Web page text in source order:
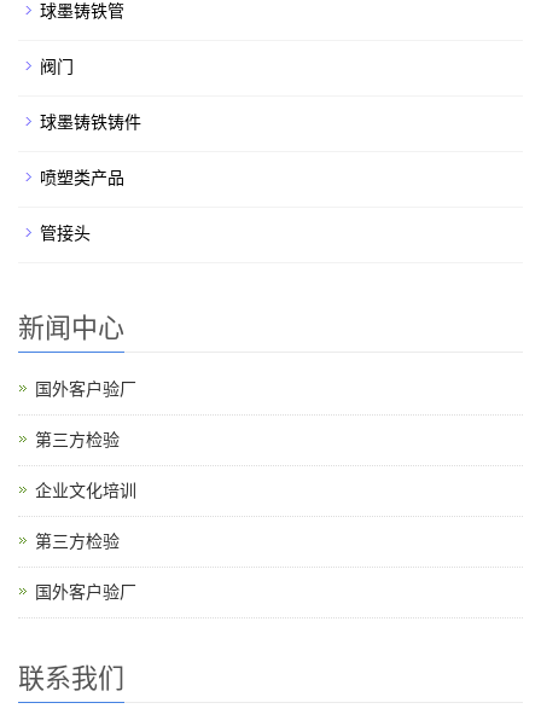
球墨铸铁管
阀门
球墨铸铁铸件
喷塑类产品
管接头
新闻中心
国外客户验厂
第三方检验
企业文化培训
第三方检验
国外客户验厂
联系我们